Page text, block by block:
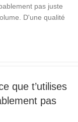
pas juste
D'une qualité
que t’utilises
pas